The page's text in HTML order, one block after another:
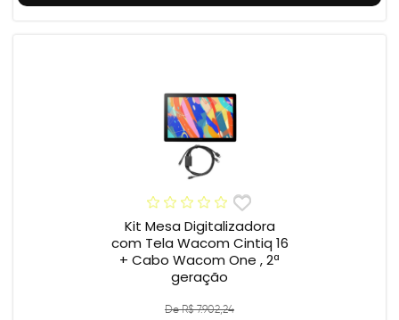
Kit Mesa Digitalizadora
com Tela Wacom Cintiq 16
+ Cabo Wacom One , 2ª
geração
De R$ 7.902,24